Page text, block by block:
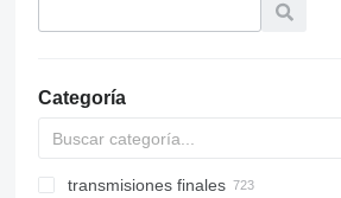
Categoría
transmisiones finales